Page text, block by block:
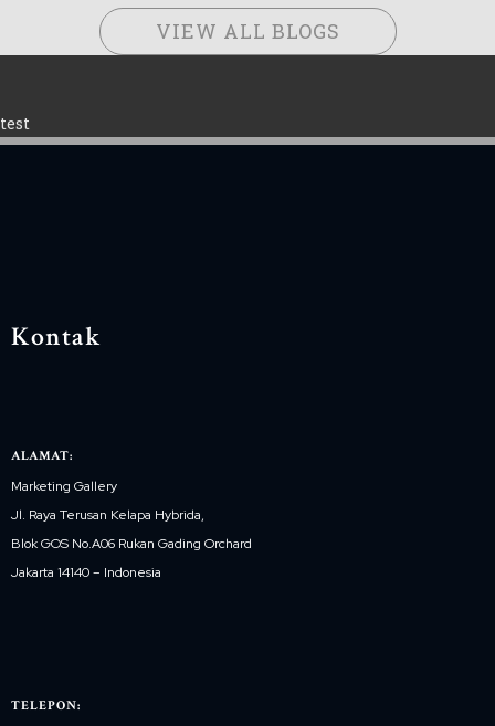
VIEW ALL BLOGS
test
Kontak
ALAMAT:
Marketing Gallery
Jl. Raya Terusan Kelapa Hybrida,
Blok GOS No.A06 Rukan Gading Orchard
Jakarta 14140 – Indonesia
TELEPON: